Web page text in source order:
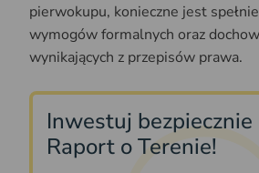
pierwokupu, konieczne jest
wymogów formalnych oraz
wynikających z przepisów prawa.
Inwestuj
Raport o Terenie!